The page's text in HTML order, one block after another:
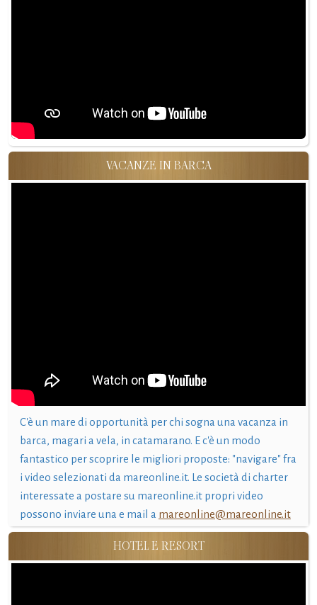
VACANZE IN BARCA
C'è un mare di opportunità per chi sogna una vacanza in
barca, magari a vela, in catamarano. E c'è un modo
fantastico per scoprire le migliori proposte: "navigare" fra
i video selezionati da mareonline.it. Le società di charter
interessate a postare su mareonline.it propri video
possono inviare una e mail a mareonline@mareonline.it
HOTEL E RESORT